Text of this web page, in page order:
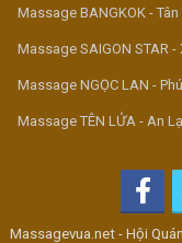
Massage BANGKOK -
Massage SAIGON STAR -
Massage NGỌC LAN -
Massage TÊN LỬA - An
Massagevua.net - Hội